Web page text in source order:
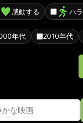
感動する ハ
年代 2010年代